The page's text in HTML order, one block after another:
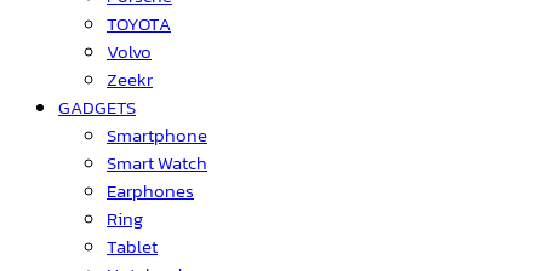
TOYOTA
Volvo
Zeekr
GADGETS
Smartphone
Smart Watch
Earphones
Ring
Tablet